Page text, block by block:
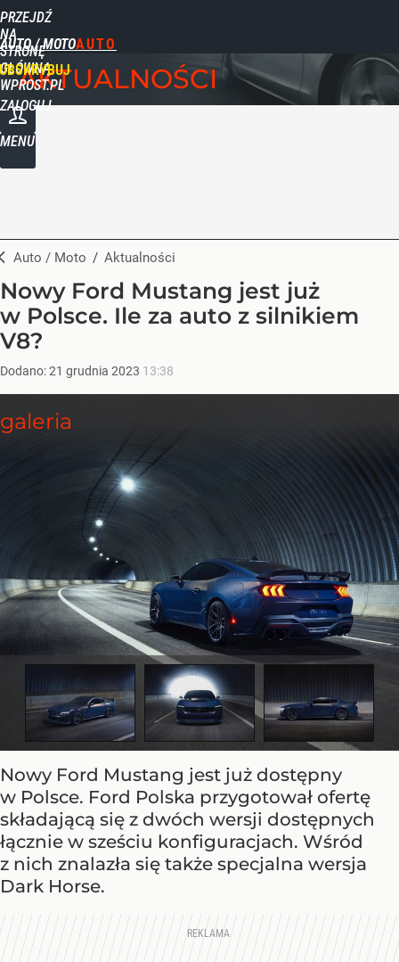
PRZEJDŹ
NA
STRONĘ
GŁÓWNĄ
WPROST.PL
AUTO / MOTO
ZALOGUJ
MENU
AKTUALNOŚCI
Auto / Moto / Aktualności
Nowy Ford Mustang jest już
w Polsce. Ile za auto z silnikiem
V8?
Dodano:21 grudnia 2023 13:38
Nowy Ford Mustang jest już dostępny
w Polsce. Ford Polska przygotował ofertę
składającą się z dwóch wersji dostępnych
łącznie w sześciu konfiguracjach. Wśród
z nich znalazła się także specjalna wersja
Dark Horse.